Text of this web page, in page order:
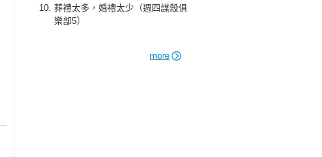
葬禮太多，婚禮太少（週四謀殺俱
樂部5）
more